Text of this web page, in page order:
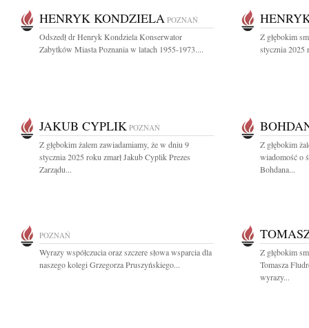
HENRYK KONDZIELA POZNAŃ
Odszedł dr Henryk Kondziela Konserwator
Zabytków Miasta Poznania w latach 1955-1973....
Z głębokim
stycznia 2025
JAKUB CYPLIK POZNAŃ
Z głębokim żalem zawiadamiamy, że w dniu 9
stycznia 2025 roku zmarł Jakub Cyplik Prezes
Zarządu...
Z głębokim
wiadomość o
Bohdana...
POZNAŃ
Wyrazy współczucia oraz szczere słowa wsparcia dla
naszego kolegi Grzegorza Pruszyńskiego...
Z głębokim
Tomasza
wyrazy...